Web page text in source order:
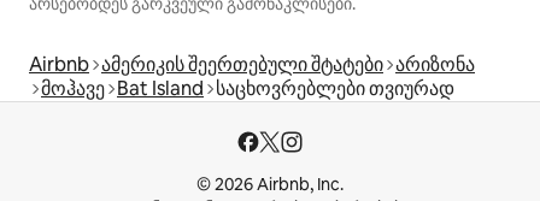
Airbnb ამერიკის შეერთებული შტატები არიზონა
მოჰავე Bat Island საცხოვრებლები თვიურად
© 2026 Airbnb, Inc.